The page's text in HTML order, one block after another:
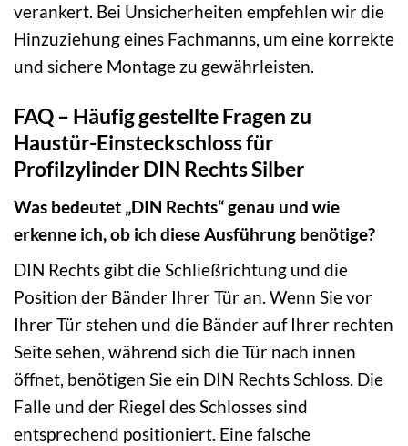
verankert. Bei Unsicherheiten empfehlen wir die
Hinzuziehung eines Fachmanns, um eine korrekte
und sichere Montage zu gewährleisten.
FAQ – Häufig gestellte Fragen zu
Haustür-Einsteckschloss für
Profilzylinder DIN Rechts Silber
Was bedeutet „DIN Rechts“ genau und wie
erkenne ich, ob ich diese Ausführung benötige?
DIN Rechts gibt die Schließrichtung und die
Position der Bänder Ihrer Tür an. Wenn Sie vor
Ihrer Tür stehen und die Bänder auf Ihrer rechten
Seite sehen, während sich die Tür nach innen
öffnet, benötigen Sie ein DIN Rechts Schloss. Die
Falle und der Riegel des Schlosses sind
entsprechend positioniert. Eine falsche